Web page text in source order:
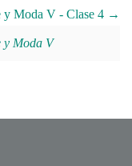
Moda V - Clase 4
Moda V